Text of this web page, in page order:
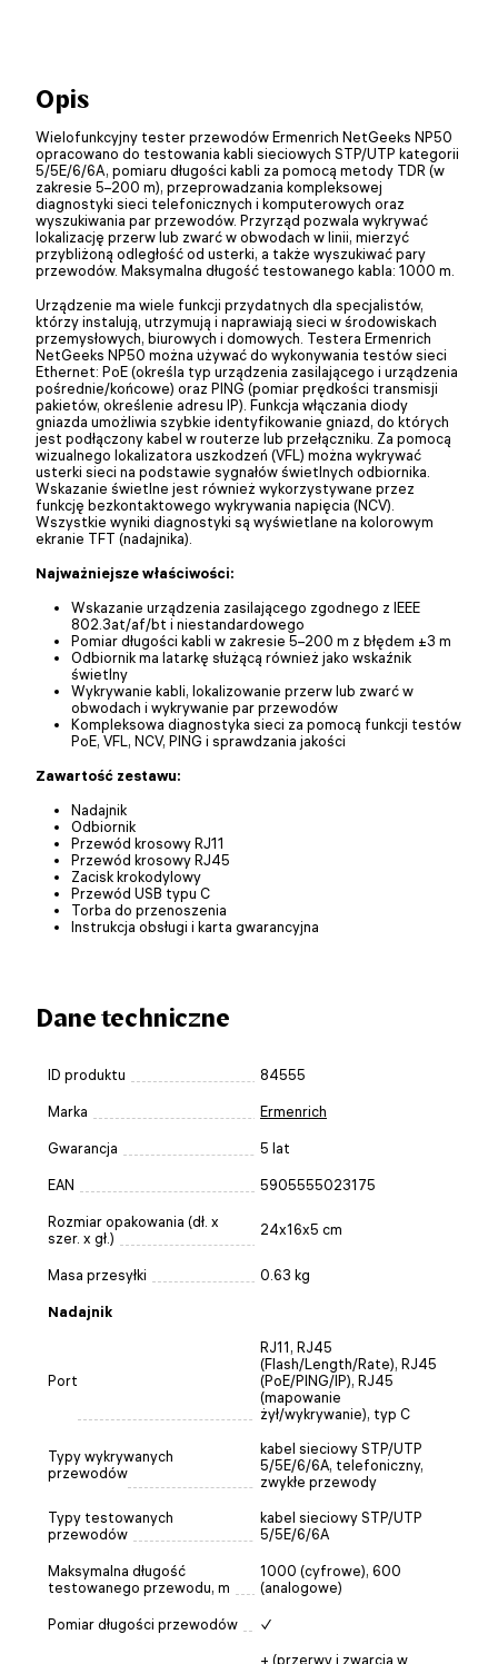
Opis
Wielofunkcyjny tester przewodów Ermenrich NetGeeks NP50
opracowano do testowania kabli sieciowych STP/UTP kategorii
5/5E/6/6A, pomiaru długości kabli za pomocą metody TDR (w
zakresie 5–200 m), przeprowadzania kompleksowej
diagnostyki sieci telefonicznych i komputerowych oraz
wyszukiwania par przewodów. Przyrząd pozwala wykrywać
lokalizację przerw lub zwarć w obwodach w linii, mierzyć
przybliżoną odległość od usterki, a także wyszukiwać pary
przewodów. Maksymalna długość testowanego kabla: 1000 m.
Urządzenie ma wiele funkcji przydatnych dla specjalistów,
którzy instalują, utrzymują i naprawiają sieci w środowiskach
przemysłowych, biurowych i domowych. Testera Ermenrich
NetGeeks NP50 można używać do wykonywania testów sieci
Ethernet: PoE (określa typ urządzenia zasilającego i urządzenia
pośrednie/końcowe) oraz PING (pomiar prędkości transmisji
pakietów, określenie adresu IP). Funkcja włączania diody
gniazda umożliwia szybkie identyfikowanie gniazd, do których
jest podłączony kabel w routerze lub przełączniku. Za pomocą
wizualnego lokalizatora uszkodzeń (VFL) można wykrywać
usterki sieci na podstawie sygnałów świetlnych odbiornika.
Wskazanie świetlne jest również wykorzystywane przez
funkcję bezkontaktowego wykrywania napięcia (NCV).
Wszystkie wyniki diagnostyki są wyświetlane na kolorowym
ekranie TFT (nadajnika).
Najważniejsze właściwości:
Wskazanie urządzenia zasilającego zgodnego z IEEE
802.3at/af/bt i niestandardowego
Pomiar długości kabli w zakresie 5–200 m z błędem ±3 m
Odbiornik ma latarkę służącą również jako wskaźnik
świetlny
Wykrywanie kabli, lokalizowanie przerw lub zwarć w
obwodach i wykrywanie par przewodów
Kompleksowa diagnostyka sieci za pomocą funkcji testów
PoE, VFL, NCV, PING i sprawdzania jakości
Zawartość zestawu:
Nadajnik
Odbiornik
Przewód krosowy RJ11
Przewód krosowy RJ45
Zacisk krokodylowy
Przewód USB typu C
Torba do przenoszenia
Instrukcja obsługi i karta gwarancyjna
Dane techniczne
ID produktu 84555
Marka Ermenrich
Gwarancja 5 lat
EAN 5905555023175
Rozmiar opakowania (dł. x
szer. x gł.)
24x16x5 cm
Masa przesyłki 0.63 kg
Nadajnik
Port
RJ11, RJ45
(Flash/Length/Rate), RJ45
(PoE/PING/IP), RJ45
(mapowanie
żył/wykrywanie), typ C
Typy wykrywanych
przewodów
kabel sieciowy STP/UTP
5/5E/6/6A, telefoniczny,
zwykłe przewody
Typy testowanych
przewodów
kabel sieciowy STP/UTP
5/5E/6/6A
Maksymalna długość
testowanego przewodu, m
1000 (cyfrowe), 600
(analogowe)
Pomiar długości przewodów ✓
+ (przerwy i zwarcia w